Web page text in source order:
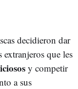
decidieron dar
que les
y competir
a sus